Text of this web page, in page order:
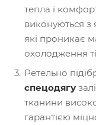
тепла і
виконуються з
які проникає
охолодження
Ретельно
спецодягу
тканини
гарантією